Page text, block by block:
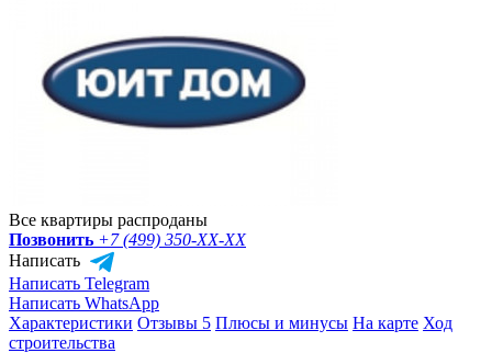
Все квартиры распроданы
Позвонить +7 (499) 350-XX-XX
Написать
Написать Telegram
Написать WhatsApp
Характеристики Отзывы 5 Плюсы и минусы На карте Ход
строительства